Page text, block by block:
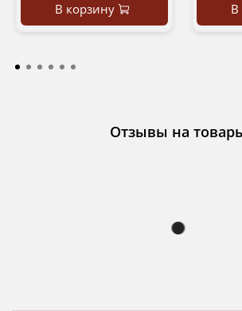
В корзину В
Отзывы на